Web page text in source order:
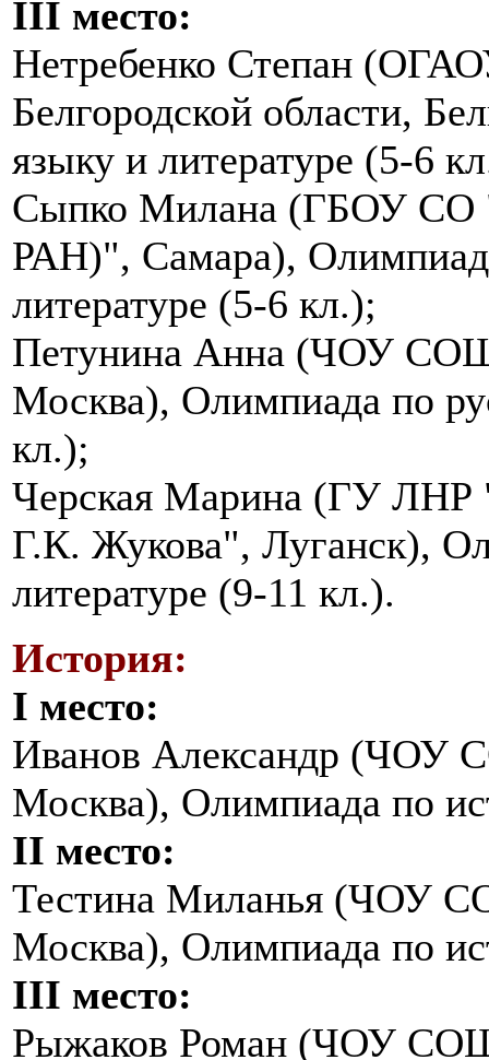
III место:
Нетребенко Степан
Белгородской области,
языку и литературе (5-6
Сыпко Милана (ГБОУ СО
РАН)", Самара),
литературе (5-6 кл.);
Петунина Анна (ЧОУ
Москва), Олимпиада по
кл.);
Черская Марина (ГУ ЛНР
Г.К. Жукова", Луганск),
литературе (9-11 кл.).
История:
I место:
Иванов Александр (ЧОУ
Москва), Олимпиада по
II место:
Тестина Миланья (ЧОУ
Москва), Олимпиада по
III место:
Рыжаков Роман (ЧОУ